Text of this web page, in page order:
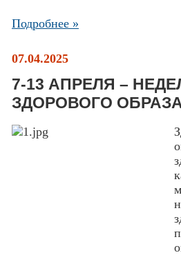
Подробнее »
07.04.2025
7-13 АПРЕЛЯ –
ЗДОРОВОГО